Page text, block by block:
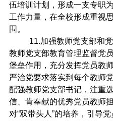
伍培训计划，形成一支专职
工作力量，在全校形成重视
围。
11.加强教师党支部和
教师党支部教育管理监督党
堡垒作用，充分发挥党员教
严治党要求落实到每个教师
配强教师党支部书记，注重
信、肯奉献的优秀党员教师
对“双带头人”的培养，引导